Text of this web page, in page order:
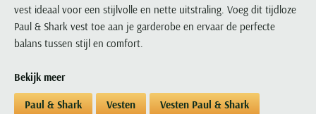
Tommy Hilfiger
Vanguard
Populaire kleuren
Superdry
Tommy Hilfiger
Grote maten
Superdry
Thomas Maine
Vanguard
William Lockie
Tommy Hilfiger
Tramarossa
Deals
Superdry
Tenson
Tommy Hilfiger
UBR
Vanguard
Profuomo
R2
Superdry
Tenson
Magnanni
Mason's
Meyer
New Zealand
vest ideaal voor een stijlvolle en nette uitstraling. Voeg dit tijdloze
Paul & Shark vest toe aan je garderobe en ervaar de perfecte
balans tussen stijl en comfort.
Bekijk meer
Paul & Shark Vesten Vesten Paul & Shark